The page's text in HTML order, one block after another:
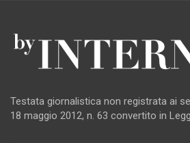
Testata giornalistica non registrata ai
18 maggio 2012, n. 63 convertito in